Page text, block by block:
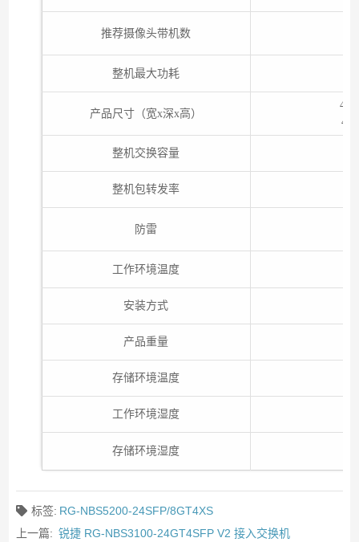
推荐摄像头带机数
整机最大功耗
产品尺寸（宽x深x高）
整机交换容量
整机包转发率
防雷
工作环境温度
安装方式
产品重量
存储环境温度
工作环境湿度
存储环境湿度
标签: RG-NBS5200-24SFP/8GT4XS
上一篇: 锐捷 RG-NBS3100-24GT4SFP V2 接入交换机